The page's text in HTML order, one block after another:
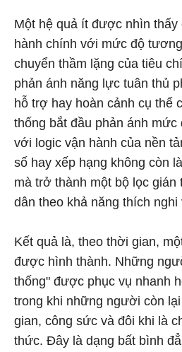
Một hệ quả ít được nhìn thấy
hành chính với mức độ
chuyển thầm lặng của tiêu
phản ánh năng lực tuân thủ
hỗ trợ hay hoàn cảnh cụ thể
thống bắt đầu phản ánh
với logic vận hành của nền
số hay xếp hạng không còn
mà trở thành một bộ lọc gián
dân theo khả năng thích
Kết quả là, theo thời gian,
được hình thành. Những
thống" được phục vụ nhanh
trong khi những người còn
gian, công sức và đôi khi là
thức. Đây là dạng bất bình